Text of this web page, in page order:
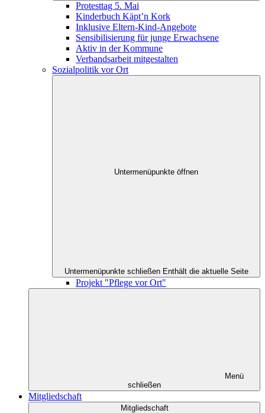
Protesttag 5. Mai
Kinderbuch Käpt’n Kork
Inklusive Eltern-Kind-Angebote
Sensibilisierung für junge Erwachsene
Aktiv in der Kommune
Verbandsarbeit mitgestalten
Sozialpolitik vor Ort
Untermenüpunkte öffnen
Untermenüpunkte schließen Enthält die aktuelle Seite
Projekt "Pflege vor Ort"
Menü
schließen
Mitgliedschaft
Mitgliedschaft